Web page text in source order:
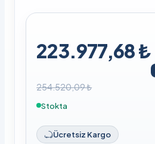
223.977,68 ₺
254.520,09 ₺
Stokta
Ücretsiz Kargo